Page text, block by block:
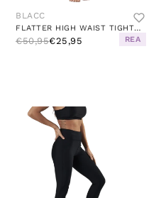
BLACC
FLATTER HIGH WAIST TIGHTS BLACK
€50,95€25,95 REA